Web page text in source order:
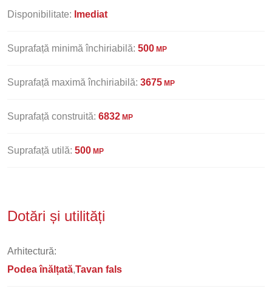
Disponibilitate: Imediat
Suprafață minimă închiriabilă: 500 MP
Suprafață maximă închiriabilă: 3675 MP
Suprafață construită: 6832 MP
Suprafață utilă: 500 MP
Dotări și utilități
Arhitectură:
Podea înălțată Tavan fals